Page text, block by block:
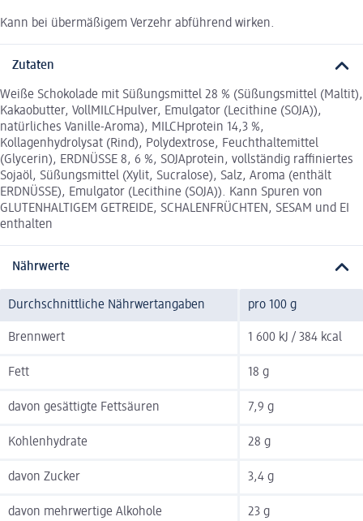
Kann bei übermäßigem Verzehr abführend wirken.
Zutaten
Weiße Schokolade mit Süßungsmittel 28 % (Süßungsmittel (Maltit),
Kakaobutter, VollMILCHpulver, Emulgator (Lecithine (SOJA)),
natürliches Vanille-Aroma), MILCHprotein 14,3 %,
Kollagenhydrolysat (Rind), Polydextrose, Feuchthaltemittel
(Glycerin), ERDNÜSSE 8, 6 %, SOJAprotein, vollständig raffiniertes
Sojaöl, Süßungsmittel (Xylit, Sucralose), Salz, Aroma (enthält
ERDNÜSSE), Emulgator (Lecithine (SOJA)). Kann Spuren von
GLUTENHALTIGEM GETREIDE, SCHALENFRÜCHTEN, SESAM und EI
enthalten
Nährwerte
Durchschnittliche Nährwertangaben pro 100 g
Brennwert 1 600 kJ / 384 kcal
Fett 18 g
davon gesättigte Fettsäuren 7,9 g
Kohlenhydrate 28 g
davon Zucker 3,4 g
davon mehrwertige Alkohole 23 g